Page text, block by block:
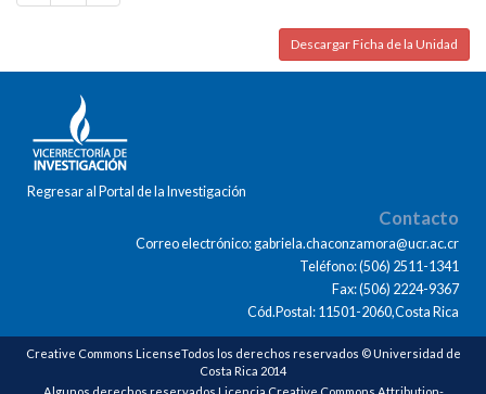
Descargar Ficha de la Unidad
Regresar al Portal de la Investigación
Contacto
Correo electrónico: gabriela.chaconzamora@ucr.ac.cr
Teléfono: (506) 2511-1341
Fax: (506) 2224-9367
Cód.Postal: 11501-2060,Costa Rica
Creative Commons LicenseTodos los derechos reservados © Universidad de
Costa Rica 2014